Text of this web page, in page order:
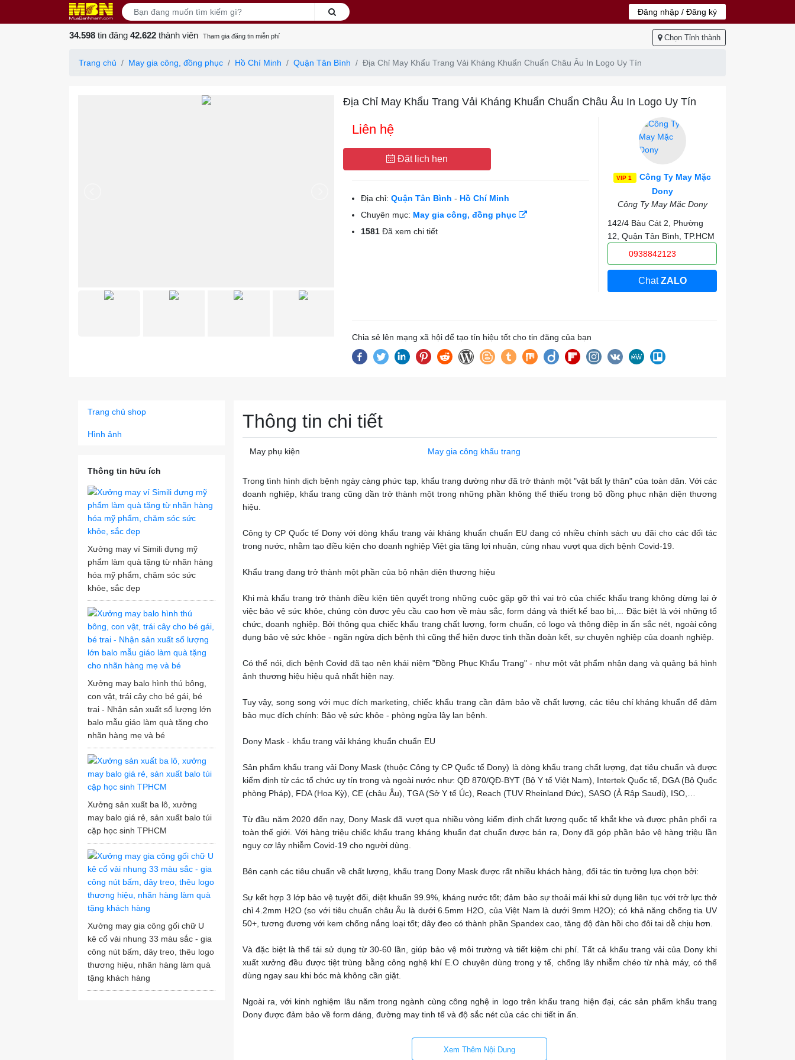
Đăng nhập / Đăng ký
34.598 tin đăng 42.622 thành viên Tham gia đăng tin miễn phí Chọn Tỉnh thành
Trang chủ May gia công, đồng phục Hồ Chí Minh Quận Tân Bình Địa Chỉ May Khẩu Trang Vải Kháng Khuẩn Chuẩn Châu Âu In Logo Uy Tín
Địa Chỉ May Khẩu Trang Vải Kháng Khuẩn Chuẩn Châu Âu In Logo Uy Tín
Liên hệ
Đặt lịch hẹn
Địa chỉ: Quận Tân Bình - Hồ Chí Minh
Chuyên mục: May gia công, đồng phục
1581Đã xem chi tiết
VIP 1
Công Ty May Mặc
Dony
Công Ty May Mặc Dony
142/4 Bàu Cát 2, Phường
12, Quận Tân Bình, TP.HCM
0938842123
ChatZALO
Chia sẻ lên mạng xã hội để tạo tín hiệu tốt cho tin đăng của bạn
Trang chủ shop
Hình ảnh
Thông tin hữu ích
Xưởng may ví Simili đựng mỹ
phẩm làm quà tặng từ nhãn hàng
hóa mỹ phẩm, chăm sóc sức
khỏe, sắc đẹp
Xưởng may balo hình thú bông,
con vật, trái cây cho bé gái, bé
trai - Nhận sản xuất số lượng lớn
balo mẫu giáo làm quà tặng cho
nhãn hàng mẹ và bé
Xưởng sản xuất ba lô, xưởng
may balo giá rẻ, sản xuất balo túi
cặp học sinh TPHCM
Xưởng may gia công gối chữ U
kê cổ vải nhung 33 màu sắc - gia
công nút bấm, dây treo, thêu logo
thương hiệu, nhãn hàng làm quà
tặng khách hàng
Thông tin chi tiết
May phụ kiện May gia công khẩu trang
Trong tình hình dịch bệnh ngày càng phức tạp, khẩu trang dường như đã trở thành một "vật bất ly thân" của toàn dân. Với các
doanh nghiệp, khẩu trang cũng dần trở thành một trong những phần không thể thiếu trong bộ đồng phục nhận diện thương
hiệu.
Công ty CP Quốc tế Dony với dòng khẩu trang vải kháng khuẩn chuẩn EU đang có nhiều chính sách ưu đãi cho các đối tác
trong nước, nhằm tạo điều kiện cho doanh nghiệp Việt gia tăng lợi nhuận, cùng nhau vượt qua dịch bệnh Covid-19.
Khẩu trang đang trở thành một phần của bộ nhận diện thương hiệu
Khi mà khẩu trang trở thành điều kiện tiên quyết trong những cuộc gặp gỡ thì vai trò của chiếc khẩu trang không dừng lại ở
việc bảo vệ sức khỏe, chúng còn được yêu cầu cao hơn về màu sắc, form dáng và thiết kế bao bì,... Đặc biệt là với những tổ
chức, doanh nghiệp. Bởi thông qua chiếc khẩu trang chất lượng, form chuẩn, có logo và thông điệp in ấn sắc nét, ngoài công
dụng bảo vệ sức khỏe - ngăn ngừa dịch bệnh thì cũng thể hiện được tinh thần đoàn kết, sự chuyên nghiệp của doanh nghiệp.
Có thể nói, dịch bệnh Covid đã tạo nên khái niệm "Đồng Phục Khẩu Trang" - như một vật phẩm nhận dạng và quảng bá hình
ảnh thương hiệu hiệu quả nhất hiện nay.
Tuy vậy, song song với mục đích marketing, chiếc khẩu trang cần đảm bảo về chất lượng, các tiêu chí kháng khuẩn để đảm
bảo mục đích chính: Bảo vệ sức khỏe - phòng ngừa lây lan bệnh.
Dony Mask - khẩu trang vải kháng khuẩn chuẩn EU
Sản phẩm khẩu trang vải Dony Mask (thuộc Công ty CP Quốc tế Dony) là dòng khẩu trang chất lượng, đạt tiêu chuẩn và được
kiểm định từ các tổ chức uy tín trong và ngoài nước như: QĐ 870/QĐ-BYT (Bộ Y tế Việt Nam), Intertek Quốc tế, DGA (Bộ Quốc
phòng Pháp), FDA (Hoa Kỳ), CE (châu Âu), TGA (Sở Y tế Úc), Reach (TUV Rheinland Đức), SASO (Ả Rập Saudi), ISO,…
Từ đầu năm 2020 đến nay, Dony Mask đã vượt qua nhiều vòng kiểm định chất lượng quốc tế khắt khe và được phân phối ra
toàn thế giới. Với hàng triệu chiếc khẩu trang kháng khuẩn đạt chuẩn được bán ra, Dony đã góp phần bảo vệ hàng triệu lần
nguy cơ lây nhiễm Covid-19 cho người dùng.
Bên cạnh các tiêu chuẩn về chất lượng, khẩu trang Dony Mask được rất nhiều khách hàng, đối tác tin tưởng lựa chọn bởi:
Sự kết hợp 3 lớp bảo vệ tuyệt đối, diệt khuẩn 99.9%, kháng nước tốt; đảm bảo sự thoải mái khi sử dụng liên tục với trở lực thở
chỉ 4.2mm H2O (so với tiêu chuẩn châu Âu là dưới 6.5mm H2O, của Việt Nam là dưới 9mm H2O); có khả năng chống tia UV
50+, tương đương với kem chống nắng loại tốt; dây đeo có thành phần Spandex cao, tăng độ đàn hồi cho đôi tai dễ chịu hơn.
Và đặc biệt là thể tái sử dụng từ 30-60 lần, giúp bảo vệ môi trường và tiết kiệm chi phí. Tất cả khẩu trang vải của Dony khi
xuất xưởng đều được tiệt trùng bằng công nghệ khí E.O chuyên dùng trong y tế, chống lây nhiễm chéo từ nhà máy, có thể
dùng ngay sau khi bóc mà không cần giặt.
Ngoài ra, với kinh nghiệm lâu năm trong ngành cùng công nghệ in logo trên khẩu trang hiện đại, các sản phẩm khẩu trang
Dony được đảm bảo về form dáng, đường may tinh tế và độ sắc nét của các chi tiết in ấn.
Mong muốn đồng hành với doanh nghiệp mùa Covid
Xem Thêm Nội Dung